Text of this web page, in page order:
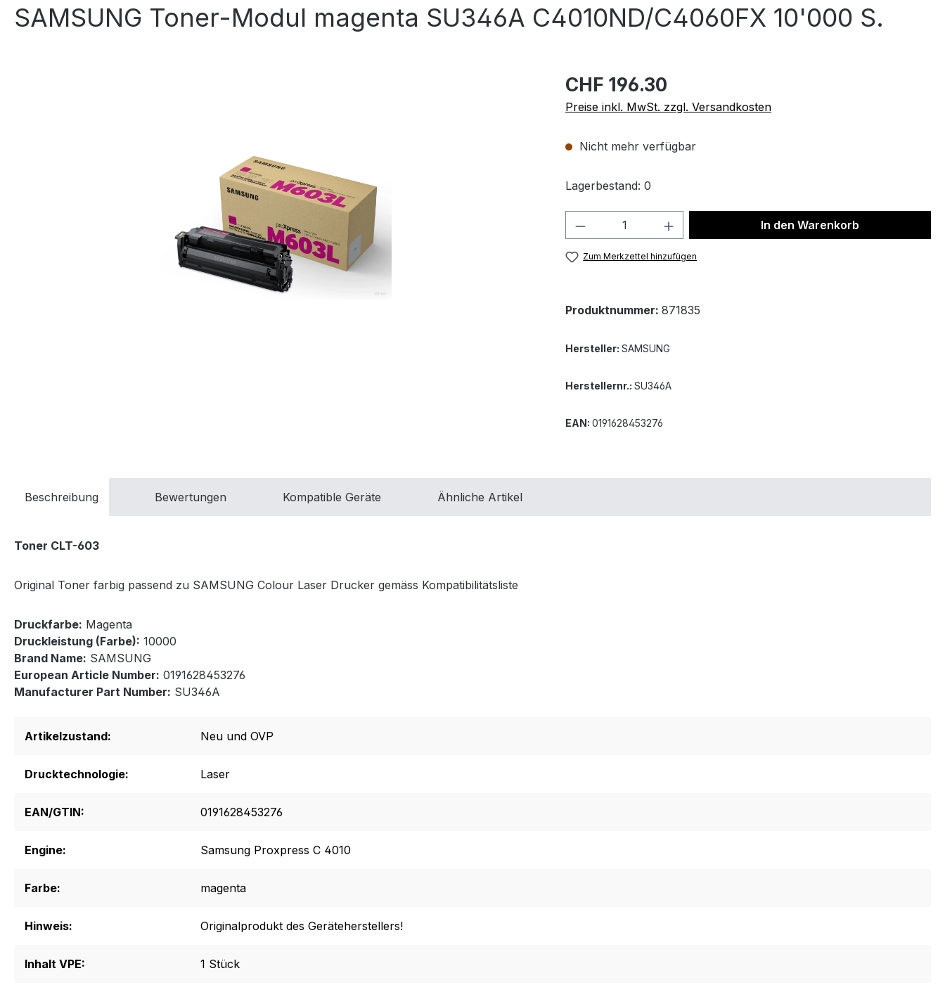
SAMSUNG Toner-Modul magenta SU346A C4010ND/C4060FX 10'000 S.
CHF 196.30
Preise inkl. MwSt. zzgl. Versandkosten
Nicht mehr verfügbar
Lagerbestand: 0
Produkt Anzahl: Gib den gewünschten Wert
In den Warenkorb
Zum Merkzettel hinzufügen
Produktnummer: 871835
Hersteller: SAMSUNG
Herstellernr.: SU346A
EAN: 0191628453276
Beschreibung Bewertungen Kompatible Geräte Ähnliche Artikel
Toner CLT-603
Original Toner farbig passend zu SAMSUNG Colour Laser Drucker gemäss Kompatibilitätsliste
Druckfarbe: Magenta
Druckleistung (Farbe): 10000
Brand Name: SAMSUNG
European Article Number: 0191628453276
Manufacturer Part Number: SU346A
Artikelzustand: Neu und OVP
Drucktechnologie: Laser
EAN/GTIN: 0191628453276
Engine: Samsung Proxpress C 4010
Farbe: magenta
Hinweis: Originalprodukt des Geräteherstellers!
Inhalt VPE: 1 Stück